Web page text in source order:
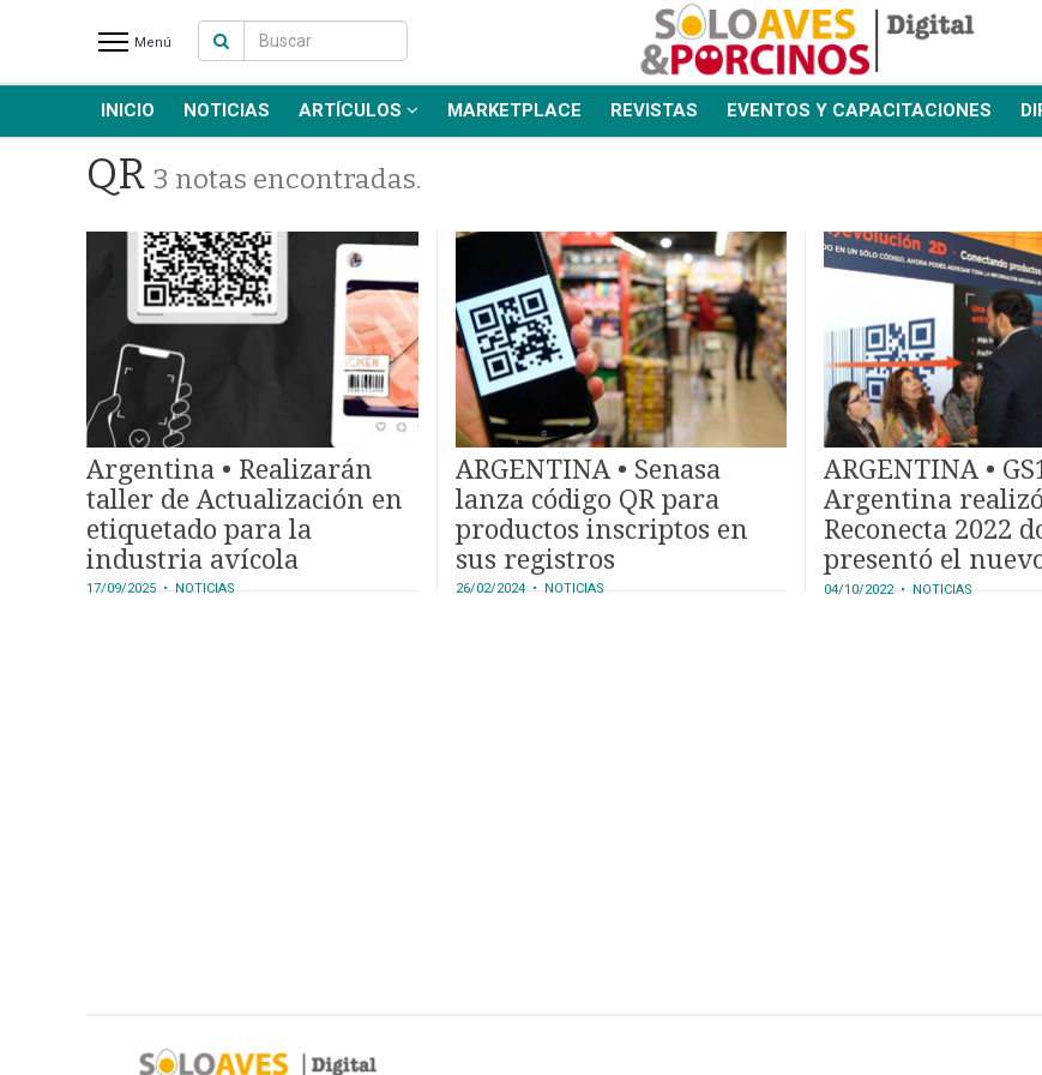
NOTICIAS RECIENTES
NOTICIAS
ARTÍCULOS
PRODUCCIÓN
NUEVOS PRODUCTOS
MARKETPLACE
REVISTAS
EVENTOS Y
CAPACITACIONES
DIRECTORIO
CALENDARIO
Menú
INICIO NOTICIAS ARTÍCULOS MARKETPLACE REVISTAS EVENTOS Y CAPACITACIONES
QR 3 notas encontradas.
Argentina • Realizarán
taller de Actualización en
etiquetado para la
industria avícola
17/09/2025 • NOTICIAS
ARGENTINA • Senasa
lanza código QR para
productos inscriptos en
sus registros
26/02/2024• NOTICIAS
ARGENTINA •
Argentina realizó
Reconecta 2022
presentó el
2D y la plataforma
04/10/2022• NOTICIAS